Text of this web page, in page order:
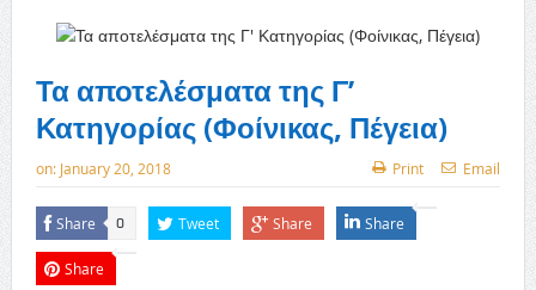
Τα αποτελέσματα της Γ’
Κατηγορίας (Φοίνικας, Πέγεια)
on: January 20, 2018 Print Email
Share 0 Tweet Share Share
Share